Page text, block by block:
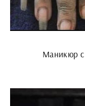
Маникюр с